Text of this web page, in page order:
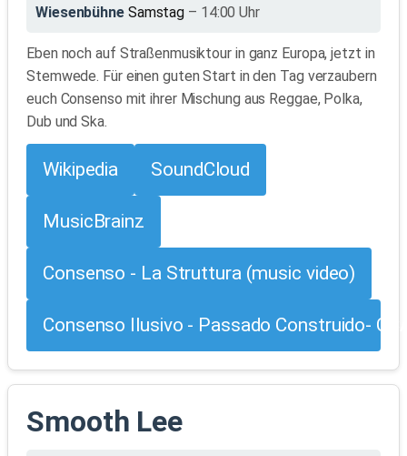
Wiesenbühne Samstag – 14:00 Uhr
Eben noch auf Straßenmusiktour in ganz Europa, jetzt in
Stemwede. Für einen guten Start in den Tag verzaubern
euch Consenso mit ihrer Mischung aus Reggae, Polka,
Dub und Ska.
Wikipedia SoundCloud
MusicBrainz
Consenso - La Struttura (music video)
Consenso Ilusivo - Passado Construido-
Smooth Lee